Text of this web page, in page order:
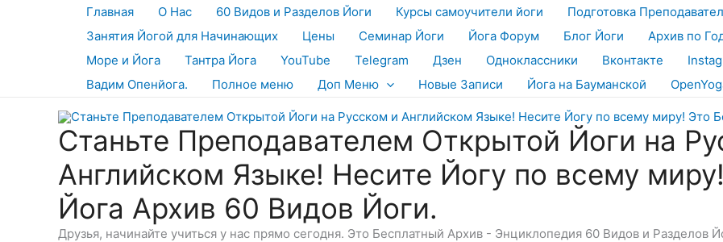
Главная О Нас 60 Видов и Разделов Йоги Курсы самоучители йоги
Подготовка
Занятия Йогой для Начинающих
Цены Семинар Йоги Йога Форум Блог Йоги Архив по
Море и Йога
Тантра Йога YouTube Telegram Дзен Одноклассники Вконтакте
Вадим Опенйога.
Полное меню Доп Меню Новые Записи Йога на Бауманской
Станьте Преподавателем Открытой Йоги на
Английском Языке! Несите Йогу по всему
Йога Архив 60 Видов Йоги.
Друзья, начинайте учиться у нас прямо сегодня. Это Бесплатный Архив - Энциклопедия 60 Видов и Разделов